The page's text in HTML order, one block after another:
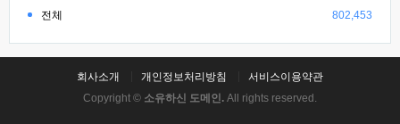
전체 802,453
회사소개 개인정보처리방침
서비스이용약관
Copyright © 소유하신 도메인. All rights reserved.